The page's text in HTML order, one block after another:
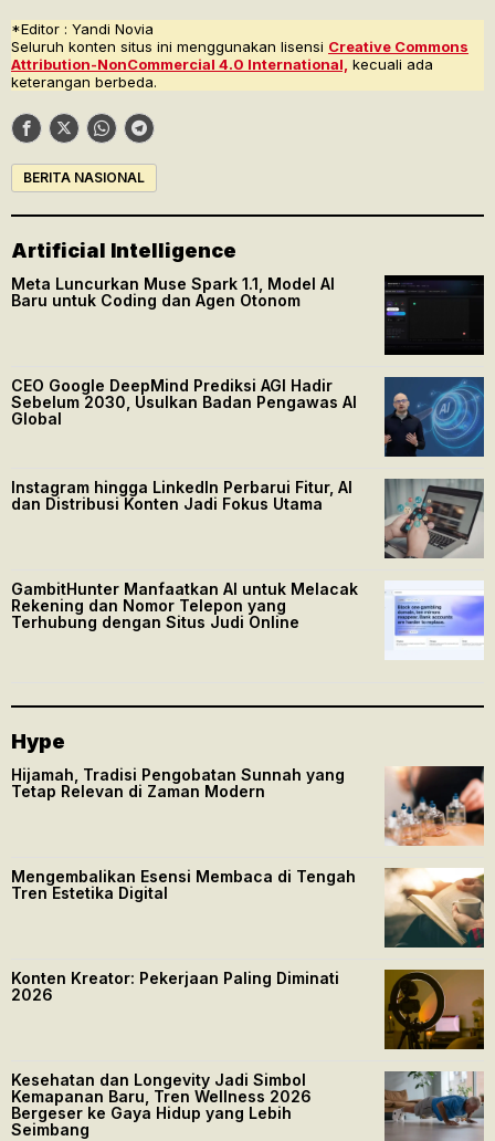
*Editor : Yandi Novia
Seluruh konten situs ini menggunakan lisensi Creative Commons
Attribution-NonCommercial 4.0 International, kecuali ada
keterangan berbeda.
BERITA NASIONAL
Artificial Intelligence
Meta Luncurkan Muse Spark 1.1, Model AI
Baru untuk Coding dan Agen Otonom
CEO Google DeepMind Prediksi AGI Hadir
Sebelum 2030, Usulkan Badan Pengawas AI
Global
Instagram hingga LinkedIn Perbarui Fitur, AI
dan Distribusi Konten Jadi Fokus Utama
GambitHunter Manfaatkan AI untuk Melacak
Rekening dan Nomor Telepon yang
Terhubung dengan Situs Judi Online
Hype
Hijamah, Tradisi Pengobatan Sunnah yang
Tetap Relevan di Zaman Modern
Mengembalikan Esensi Membaca di Tengah
Tren Estetika Digital
Konten Kreator: Pekerjaan Paling Diminati
2026
Kesehatan dan Longevity Jadi Simbol
Kemapanan Baru, Tren Wellness 2026
Bergeser ke Gaya Hidup yang Lebih
Seimbang